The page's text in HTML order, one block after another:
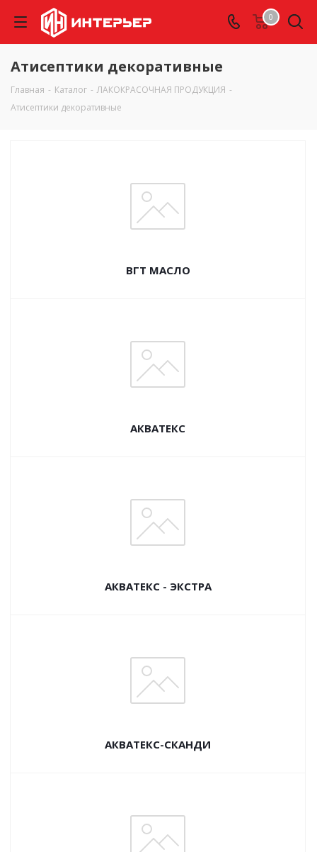
0
Атисептики декоративные
Главная - Каталог - ЛАКОКРАСОЧНАЯ ПРОДУКЦИЯ -
Атисептики декоративные
ВГТ МАСЛО
АКВАТЕКС
АКВАТЕКС - ЭКСТРА
АКВАТЕКС-СКАНДИ